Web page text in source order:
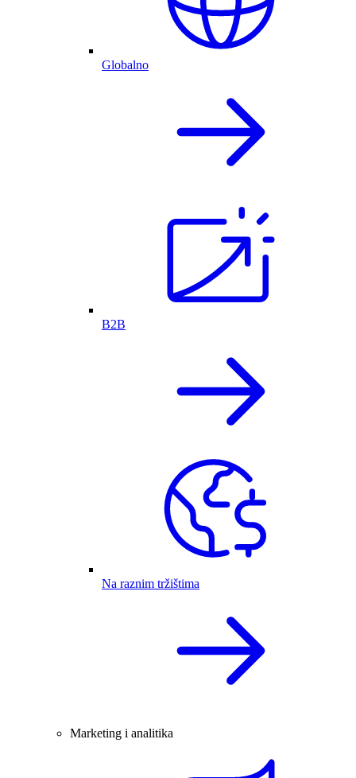
Globalno
B2B
Na raznim tržištima
Marketing i analitika